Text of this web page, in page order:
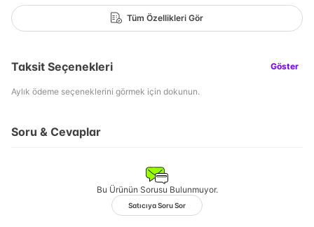
Tüm Özellikleri Gör
Taksit Seçenekleri Göster
Aylık ödeme seçeneklerini görmek için dokunun.
Soru & Cevaplar
Bu Ürünün Sorusu Bulunmuyor.
Satıcıya Soru Sor